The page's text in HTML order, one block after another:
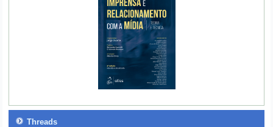
Threads